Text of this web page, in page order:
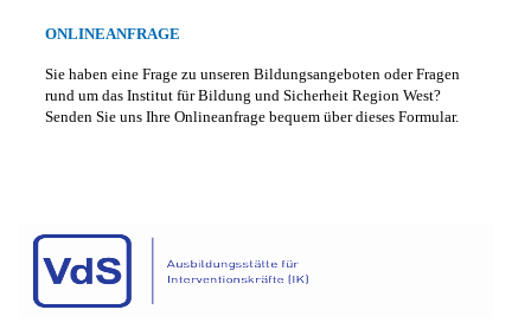
ONLINEANFRAGE
Sie haben eine Frage zu unseren Bildungsangeboten oder Fragen
rund um das Institut für Bildung und Sicherheit Region West?
Senden Sie uns Ihre Onlineanfrage bequem über dieses Formular.